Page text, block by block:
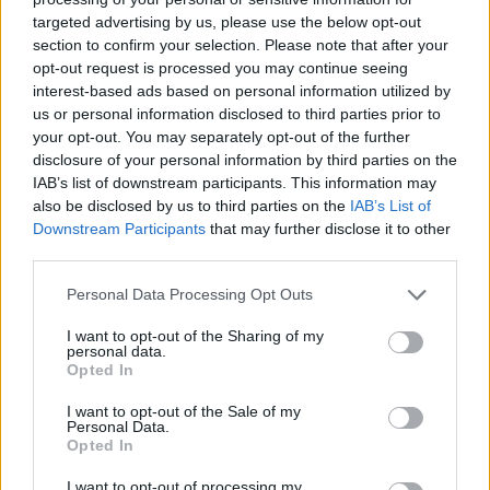
targeted advertising by us, please use the below opt-out
section to confirm your selection. Please note that after your
opt-out request is processed you may continue seeing
interest-based ads based on personal information utilized by
us or personal information disclosed to third parties prior to
your opt-out. You may separately opt-out of the further
disclosure of your personal information by third parties on the
IAB’s list of downstream participants. This information may
also be disclosed by us to third parties on the IAB’s List of
Downstream Participants that may further disclose it to other
Please note that this website/app uses one or more Google
not limited to your visit or usage behaviour. You may click to
grant or deny consent to Google and its third-party tags to
use your data for below specified purposes in below Google
consent section.
Personal Data Processing Opt Outs
I want to opt-out of the Sharing of my
personal data.
Opted In
I want to opt-out of the Sale of my
Personal Data.
Opted In
I want to opt-out of processing my
Tags: ΓΙΩΡΓΟΣ ΜΠΑΡΤΖΩΚΑΣ
Για να προσθέσεις το σχόλιο
σου πρέπει να συνδεθείς
στο my gazzetta!
Εγγραφή Σύνδεση